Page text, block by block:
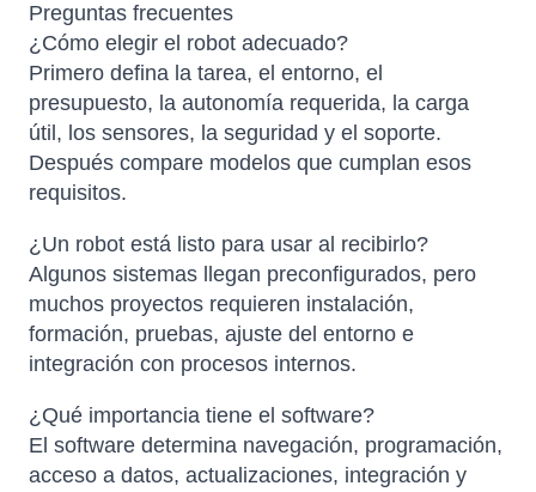
Preguntas frecuentes
¿Cómo elegir el robot adecuado?
Primero defina la tarea, el entorno, el
presupuesto, la autonomía requerida, la carga
útil, los sensores, la seguridad y el soporte.
Después compare modelos que cumplan esos
requisitos.
¿Un robot está listo para usar al recibirlo?
Algunos sistemas llegan preconfigurados, pero
muchos proyectos requieren instalación,
formación, pruebas, ajuste del entorno e
integración con procesos internos.
¿Qué importancia tiene el software?
El software determina navegación, programación,
acceso a datos, actualizaciones, integración y